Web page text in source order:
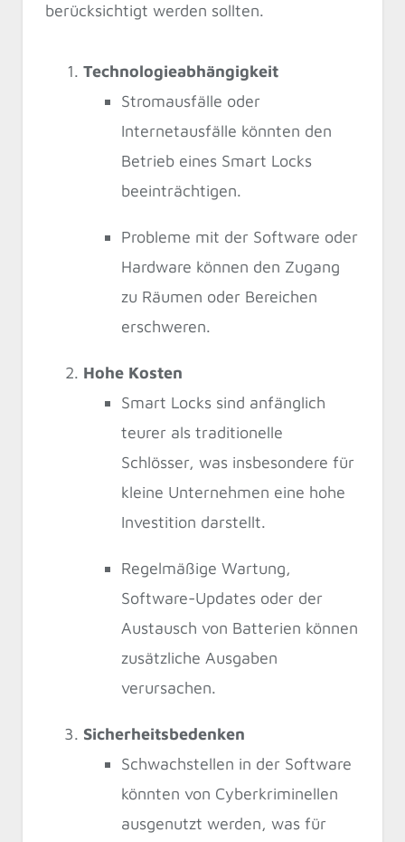
berücksichtigt werden sollten.
Technologieabhängigkeit
Stromausfälle oder
Internetausfälle könnten den
Betrieb eines Smart Locks
beeinträchtigen.
Probleme mit der Software oder
Hardware können den Zugang
zu Räumen oder Bereichen
erschweren.
Hohe Kosten
Smart Locks sind anfänglich
teurer als traditionelle
Schlösser, was insbesondere für
kleine Unternehmen eine hohe
Investition darstellt.
Regelmäßige Wartung,
Software-Updates oder der
Austausch von Batterien können
zusätzliche Ausgaben
verursachen.
Sicherheitsbedenken
Schwachstellen in der Software
könnten von Cyberkriminellen
ausgenutzt werden, was für